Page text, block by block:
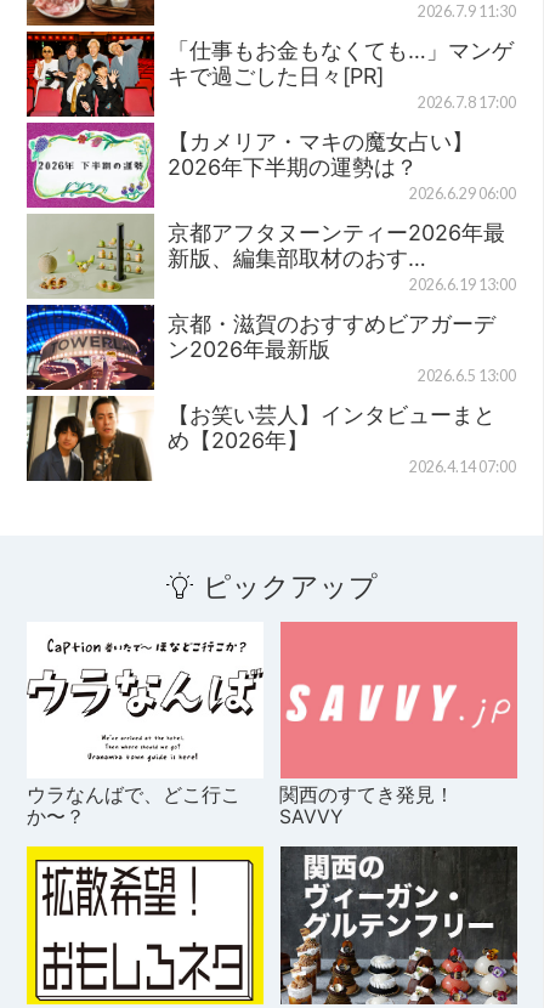
2026.7.9 11:30
「仕事もお金もなくても…」マンゲ
キで過ごした日々[PR]
2026.7.8 17:00
【カメリア・マキの魔女占い】
2026年下半期の運勢は？
2026.6.29 06:00
京都アフタヌーンティー2026年最
新版、編集部取材のおす…
2026.6.19 13:00
京都・滋賀のおすすめビアガーデ
ン2026年最新版
2026.6.5 13:00
【お笑い芸人】インタビューまと
め【2026年】
2026.4.14 07:00
ピックアップ
ウラなんばで、どこ行こ
か〜？
関西のすてき発見！
SAVVY